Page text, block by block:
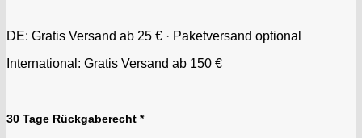
DE: Gratis Versand ab 25 € · Paketversand optional
International: Gratis Versand ab 150 €
30 Tage Rückgaberecht *